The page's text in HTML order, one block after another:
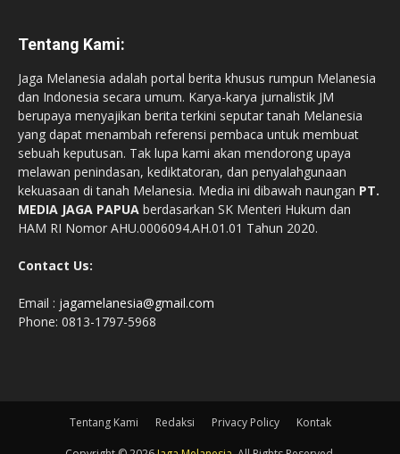
Tentang Kami:
Jaga Melanesia adalah portal berita khusus rumpun Melanesia
dan Indonesia secara umum. Karya-karya jurnalistik JM
berupaya menyajikan berita terkini seputar tanah Melanesia
yang dapat menambah referensi pembaca untuk membuat
sebuah keputusan. Tak lupa kami akan mendorong upaya
melawan penindasan, kediktatoran, dan penyalahgunaan
kekuasaan di tanah Melanesia. Media ini dibawah naungan PT.
MEDIA JAGA PAPUA berdasarkan SK Menteri Hukum dan
HAM RI Nomor AHU.0006094.AH.01.01 Tahun 2020.
Contact Us:
Email : jagamelanesia@gmail.com
Phone: 0813-1797-5968
Tentang Kami Redaksi Privacy Policy Kontak